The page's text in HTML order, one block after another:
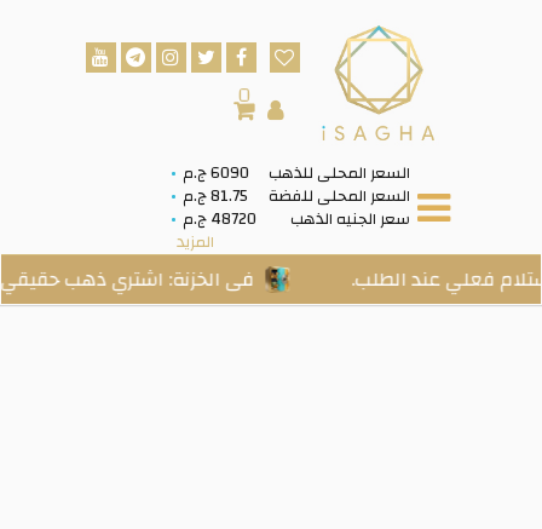
السعر المحلى للذهب 6090 ج.م
السعر المحلى للفضة 81.75 ج.م
سعر الجنيه الذهب 48720 ج.م
المزيد
0
فى الخزنة: اشتري ذهب حقيقي… عند الطلب.